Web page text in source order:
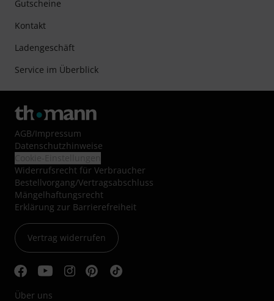
Gutscheine
Kontakt
Ladengeschäft
Service im Überblick
AGB/Impressum
Datenschutzhinweise
Widerrufsrecht für Verbraucher
Bestellvorgang/Vertragsabschluss
Mängelhaftungsrecht
Erklärung zur Barrierefreiheit
Vertrag widerrufen
Über uns